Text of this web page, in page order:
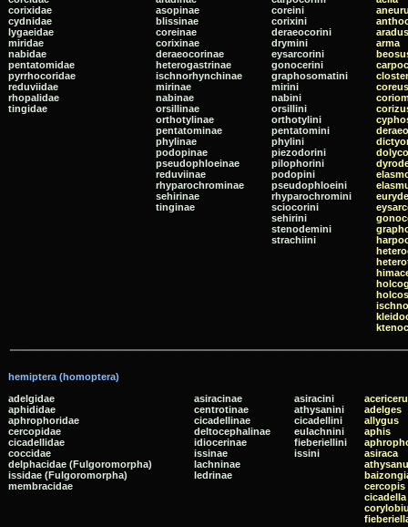
corixidae
cydnidae
lygaeidae
miridae
nabidae
pentatomidae
pyrrhocoridae
reduviidae
rhopalidae
tingidae
asopinae
blissinae
coreinae
corixinae
deraeocorinae
heterogastrinae
ischnorhynchinae
mirinae
nabinae
orsillinae
orthotylinae
pentatominae
phylinae
podopinae
pseudophloeinae
reduviinae
rhyparochrominae
sehirinae
tinginae
coreini
corixini
deraeocorini
drymini
eysarcorini
gonocerini
graphosomatini
mirini
nabini
orsillini
orthotylini
pentatomini
phylini
piezodorini
pilophorini
podopini
pseudophloeini
rhyparochromini
sciocorini
sehirini
stenodemini
strachiini
aradus
arma
coreus
hemiptera (homoptera)
adelgidae
aphididae
aphrophoridae
cercopidae
cicadellidae
coccidae
delphacidae (Fulgoromorpha)
issidae (Fulgoromorpha)
membracidae
asiracinae
centrotinae
cicadellinae
deltocephalinae
idiocerinae
issinae
lachninae
ledrinae
asiracini
athysanini
cicadellini
eulachnini
fieberiellini
issini
adelges
allygus
aphis
asiraca
cercopis
cicadella